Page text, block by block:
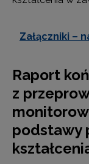
Załączniki –
Raport
z
podstawy